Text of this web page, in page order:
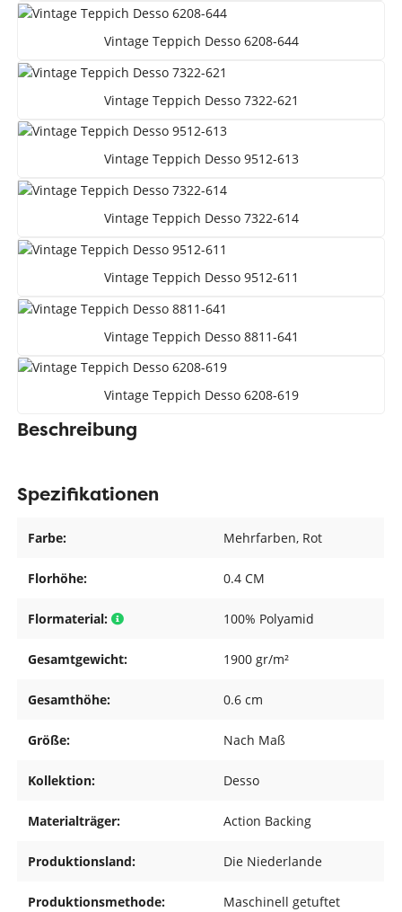
Vintage Teppich Desso 6208-644
Vintage Teppich Desso 7322-621
Vintage Teppich Desso 9512-613
Vintage Teppich Desso 7322-614
Vintage Teppich Desso 9512-611
Vintage Teppich Desso 8811-641
Vintage Teppich Desso 6208-619
Beschreibung
Spezifikationen
Farbe: Mehrfarben, Rot
Florhöhe: 0.4 CM
Flormaterial: 100% Polyamid
Gesamtgewicht: 1900 gr/m²
Gesamthöhe: 0.6 cm
Größe: Nach Maß
Kollektion: Desso
Materialträger: Action Backing
Produktionsland: Die Niederlande
Produktionsmethode: Maschinell getuftet